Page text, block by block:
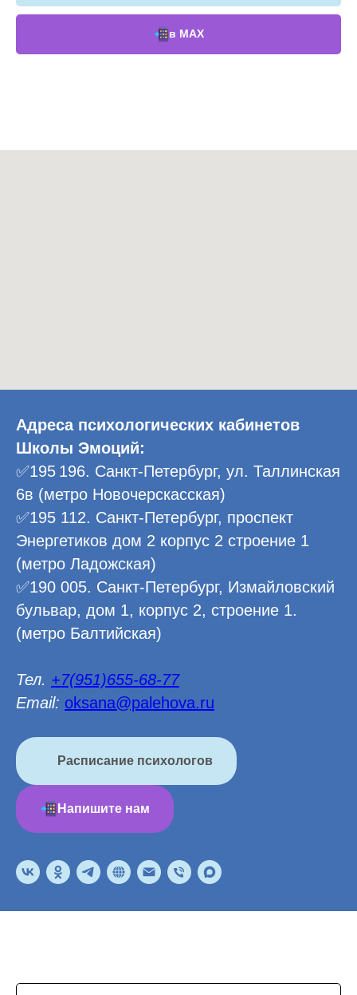
в МАХ
Адреса психологических кабинетов
Школы Эмоций:
✅195 196. Санкт-Петербург, ул. Таллинская
6в (метро Новочерскасская)
✅195 112. Санкт-Петербург, проспект
Энергетиков дом 2 корпус 2 строение 1
(метро Ладожская)
✅190 005. Санкт-Петербург, Измайловский
бульвар, дом 1, корпус 2, строение 1.
(метро Балтийская)
Тел. +7(951)655-68-77
Email: oksana@palehova.ru
Расписание психологов
Напишите нам